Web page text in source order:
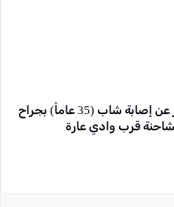
حادث طرق مروع ثانٍ يسفر عن إصابة شاب (35 عاماً) بجراح
قرب وادي عارة